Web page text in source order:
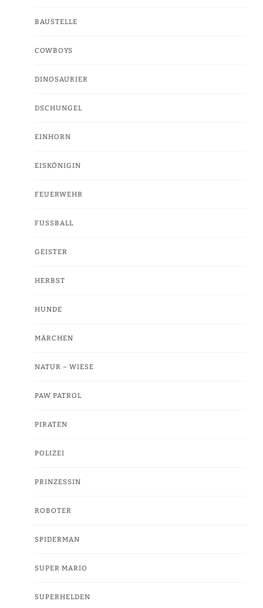
BAUSTELLE
COWBOYS
DINOSAURIER
DSCHUNGEL
EINHORN
EISKÖNIGIN
FEUERWEHR
FUSSBALL
GEISTER
HERBST
HUNDE
MÄRCHEN
NATUR – WIESE
PAW PATROL
PIRATEN
POLIZEI
PRINZESSIN
ROBOTER
SPIDERMAN
SUPER MARIO
SUPERHELDEN